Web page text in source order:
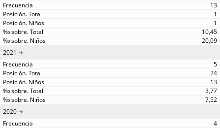
13
1
1
10,45
20,09
2021
5
24
13
3,77
7,52
2020
4